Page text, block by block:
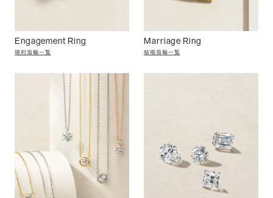
Engagement Ring
婚約指輪一覧
Marriage Ring
結婚指輪一覧